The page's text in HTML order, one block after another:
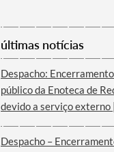
últimas notícias
Despacho:
público da Enoteca de
devido a serviço externo
Despacho –